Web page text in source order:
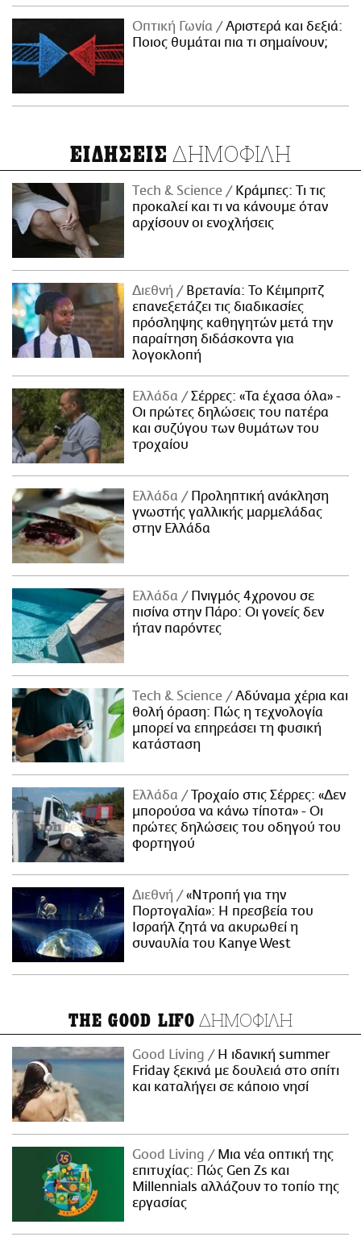
Οπτική Γωνία
Αριστερά και δεξιά:
Ποιος θυμάται πια τι σημαίνουν;
ΕΙΔΗΣΕΙΣ ΔΗΜΟΦΙΛΗ
Τech & Science
Κράμπες: Τι τις
προκαλεί και τι να κάνουμε όταν
αρχίσουν οι ενοχλήσεις
Διεθνή
Βρετανία: Το Κέιμπριτζ
επανεξετάζει τις διαδικασίες
πρόσληψης καθηγητών μετά την
παραίτηση διδάσκοντα για
λογοκλοπή
Ελλάδα
Σέρρες: «Τα έχασα όλα» -
Οι πρώτες δηλώσεις του πατέρα
και συζύγου των θυμάτων του
τροχαίου
Ελλάδα
Προληπτική ανάκληση
γνωστής γαλλικής μαρμελάδας
στην Ελλάδα
Ελλάδα
Πνιγμός 4χρονου σε
πισίνα στην Πάρο: Οι γονείς δεν
ήταν παρόντες
Τech & Science
Αδύναμα χέρια και
θολή όραση: Πώς η τεχνολογία
μπορεί να επηρεάσει τη φυσική
κατάσταση
Ελλάδα
Τροχαίο στις Σέρρες: «Δεν
μπορούσα να κάνω τίποτα» - Οι
πρώτες δηλώσεις του οδηγού του
φορτηγού
Διεθνή
«Ντροπή για την
Πορτογαλία»: Η πρεσβεία του
Ισραήλ ζητά να ακυρωθεί η
συναυλία του Kanye West
THE GOOD LIFO ΔΗΜΟΦΙΛΗ
Good Living
Η ιδανική summer
Friday ξεκινά με δουλειά στο σπίτι
και καταλήγει σε κάποιο νησί
Good Living
Μια νέα οπτική της
επιτυχίας: Πώς Gen Zs και
Millennials αλλάζουν το τοπίο της
εργασίας